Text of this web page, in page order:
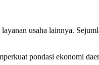
usaha lainnya.
pondasi ekonomi